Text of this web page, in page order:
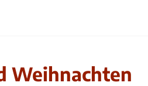
Weihnachten